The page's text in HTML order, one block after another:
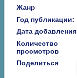
Жанр
Год публикации:
Дата добавления
Количество
просмотров
Поделиться